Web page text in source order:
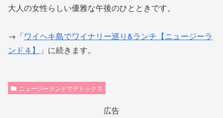
大人の女性らしい優雅な午後のひとときです。
→「ワイヘキ島でワイナリー巡り&ランチ【ニュージーラ
ンド４】
」に続きます。
ニュージーランドでデトックス
広告